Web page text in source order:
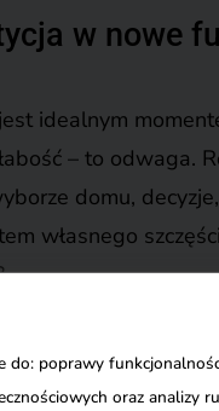
w nowe
idealnym
– to odwaga.
domu,
własnego
w
do: poprawy
oraz analizy